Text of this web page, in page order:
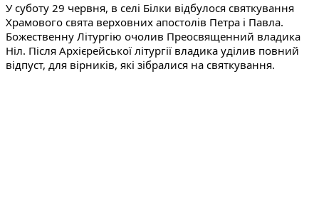
У суботу 29 червня, в селі Білки відбулося святкування
Храмового свята верховних апостолів Петра і Павла.
Божественну Літургію очолив Преосвященний владика
Ніл. Після Архієрейської літургії владика уділив повний
відпуст, для вірників, які зібралися на святкування.